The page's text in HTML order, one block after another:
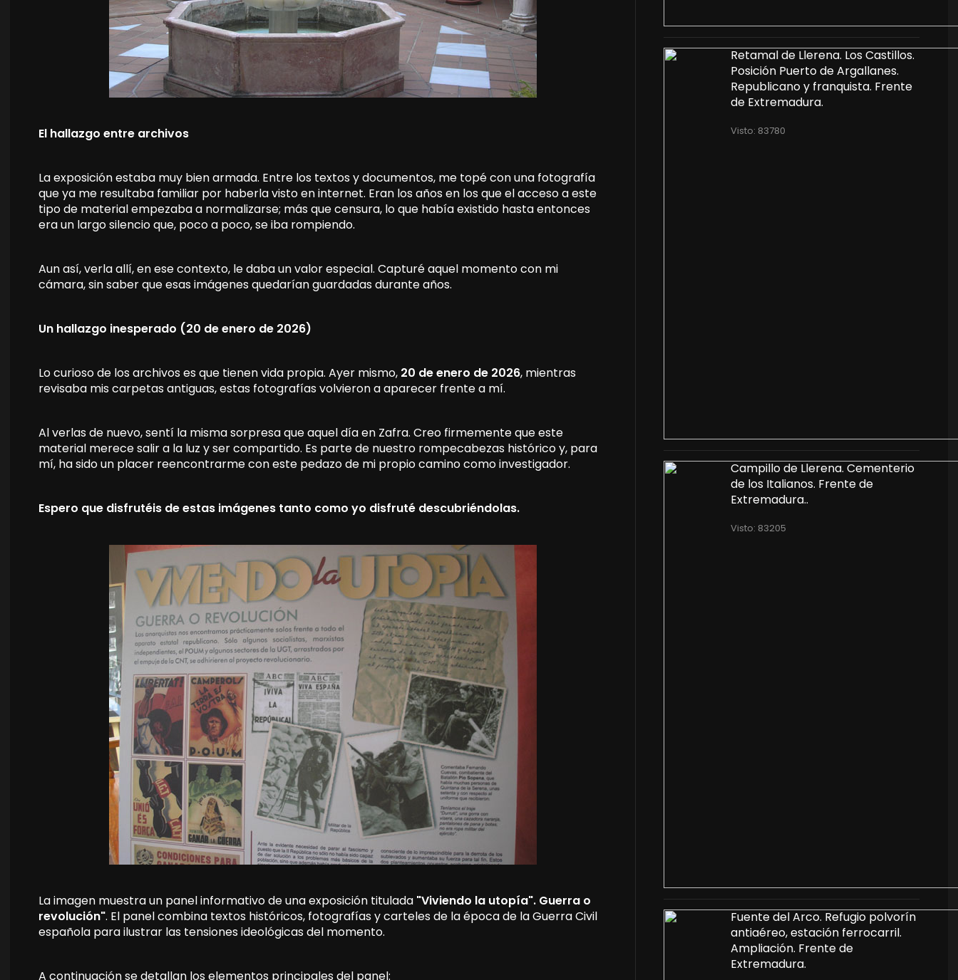
El hallazgo entre archivos
La exposición estaba muy bien armada. Entre los textos y documentos, me topé con una fotografía
que ya me resultaba familiar por haberla visto en internet. Eran los años en los que el acceso a este
tipo de material empezaba a normalizarse; más que censura, lo que había existido hasta entonces
era un largo silencio que, poco a poco, se iba rompiendo.
Aun así, verla allí, en ese contexto, le daba un valor especial. Capturé aquel momento con mi
cámara, sin saber que esas imágenes quedarían guardadas durante años.
Un hallazgo inesperado (20 de enero de 2026)
Lo curioso de los archivos es que tienen vida propia. Ayer mismo, 20 de enero de 2026, mientras
revisaba mis carpetas antiguas, estas fotografías volvieron a aparecer frente a mí.
Al verlas de nuevo, sentí la misma sorpresa que aquel día en Zafra. Creo firmemente que este
material merece salir a la luz y ser compartido. Es parte de nuestro rompecabezas histórico y, para
mí, ha sido un placer reencontrarme con este pedazo de mi propio camino como investigador.
Espero que disfrutéis de estas imágenes tanto como yo disfruté descubriéndolas.
La imagen muestra un panel informativo de una exposición titulada "Viviendo la utopía". Guerra o
revolución". El panel combina textos históricos, fotografías y carteles de la época de la Guerra Civil
española para ilustrar las tensiones ideológicas del momento.
A continuación se detallan los elementos principales del panel:
Retamal de Llerena. Los Castillos.
Posición Puerto de Argallanes.
Republicano y franquista. Frente
de Extremadura.
Visto: 83780
Campillo de Llerena. Cementerio
de los Italianos. Frente de
Extremadura..
Visto: 83205
Fuente del Arco. Refugio polvorín
antiaéreo, estación ferrocarril.
Ampliación. Frente de
Extremadura.